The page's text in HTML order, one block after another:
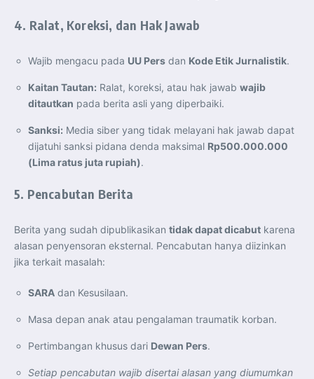
4. Ralat, Koreksi, dan Hak Jawab
Wajib mengacu pada UU Pers dan Kode Etik Jurnalistik.
Kaitan Tautan: Ralat, koreksi, atau hak jawab wajib
ditautkan pada berita asli yang diperbaiki.
Sanksi: Media siber yang tidak melayani hak jawab dapat
dijatuhi sanksi pidana denda maksimal Rp500.000.000
(Lima ratus juta rupiah).
5. Pencabutan Berita
Berita yang sudah dipublikasikan tidak dapat dicabut karena
alasan penyensoran eksternal. Pencabutan hanya diizinkan
jika terkait masalah:
SARA dan Kesusilaan.
Masa depan anak atau pengalaman traumatik korban.
Pertimbangan khusus dari Dewan Pers.
Setiap pencabutan wajib disertai alasan yang diumumkan